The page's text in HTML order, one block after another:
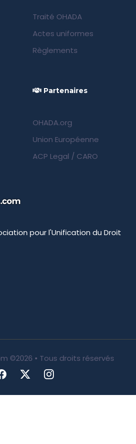
Traité OHADA
Actes uniformes
Règlements
Partenaires
OHADA.org
Union Européenne
ACP Legal / CARO
pour l'Unification du Droit
©2026 • Tous droits réservés